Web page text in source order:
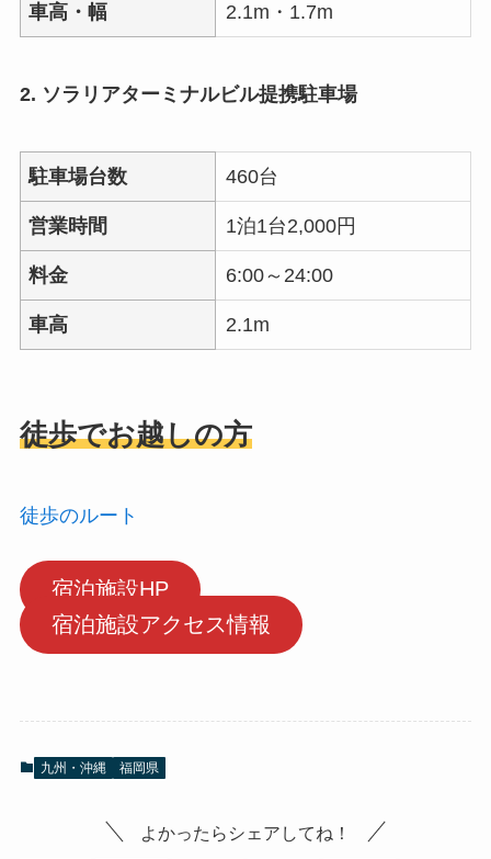
車高・幅 2.1m・1.7m
2. ソラリアターミナルビル提携駐車場
駐車場台数 460台
営業時間 1泊1台2,000円
料金 6:00～24:00
車高 2.1m
徒歩でお越しの方
徒歩のルート
宿泊施設HP
宿泊施設アクセス情報
九州・沖縄 福岡県
よかったらシェアしてね！